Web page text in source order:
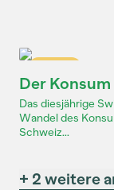
Der
Das diesjährige
Wandel des
Schweiz...
+ 2 weitere